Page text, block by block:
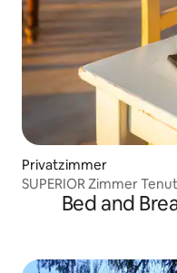
Privatzimmer
SUPERIOR Zimmer
Bed and